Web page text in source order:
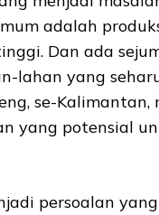
adalah
Dan ada
lahan yang
se-
yang potensial
persoalan